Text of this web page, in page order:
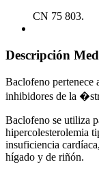
CN 75 803.
Descripción
Baclofeno pertenece
inhibidores de la
Baclofeno se utiliza
hipercolesterolemia
insuficiencia
hígado y de riñón.